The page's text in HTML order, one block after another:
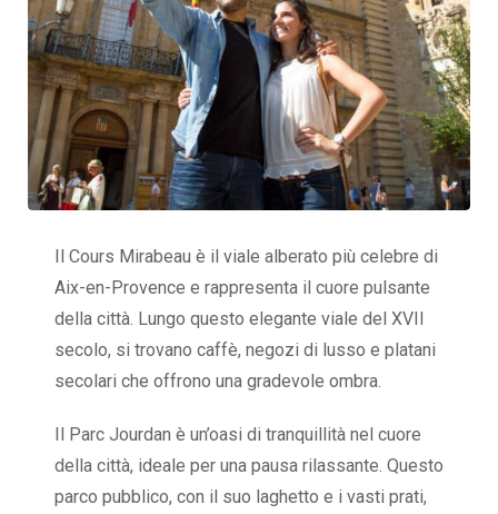
Il Cours Mirabeau è il viale alberato più celebre di
Aix-en-Provence e rappresenta il cuore pulsante
della città. Lungo questo elegante viale del XVII
secolo, si trovano caffè, negozi di lusso e platani
secolari che offrono una gradevole ombra.
Il Parc Jourdan è un’oasi di tranquillità nel cuore
della città, ideale per una pausa rilassante. Questo
parco pubblico, con il suo laghetto e i vasti prati,